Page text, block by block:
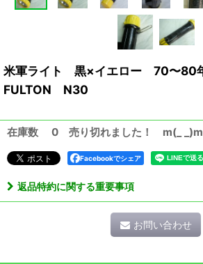
米軍ライト 黒×イエロー 70〜
FULTON N30
在庫数 0 売り切れました！ m(_
Facebookでシェア
返品特約に関する重要事項
お問い合わせ